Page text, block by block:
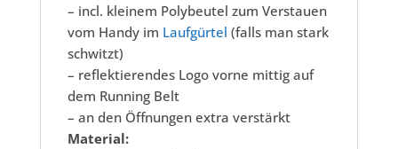
– incl. kleinem Polybeutel zum Verstauen
vom Handy im Laufgürtel (falls man stark
schwitzt)
– reflektierendes Logo vorne mittig auf
dem Running Belt
– an den Öffnungen extra verstärkt
Material: